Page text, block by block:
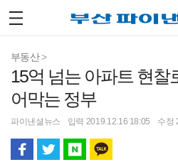
부동산>
15억 넘는 아파트 현찰
어막는 정부
파이낸셜뉴스 입력 2019.12.16 18:05 수정